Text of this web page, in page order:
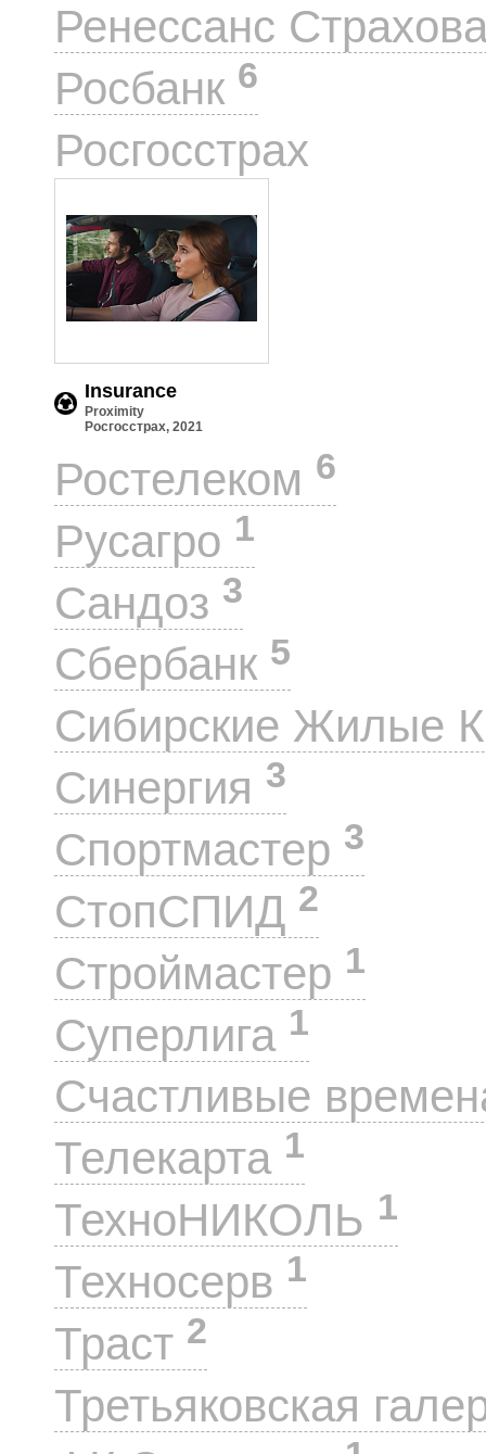
Ренессанс
Росбанк 6
Росгосстрах
Insurance
Proximity
Росгосстрах, 2021
Ростелеком 6
Русагро 1
Сандоз 3
Сбербанк 5
Сибирские Жилые
Синергия 3
Спортмастер 3
СтопСПИД 2
Строймастер 1
Суперлига 1
Счастливые
Телекарта 1
ТехноНИКОЛЬ 1
Техносерв 1
Траст 2
Третьяковская